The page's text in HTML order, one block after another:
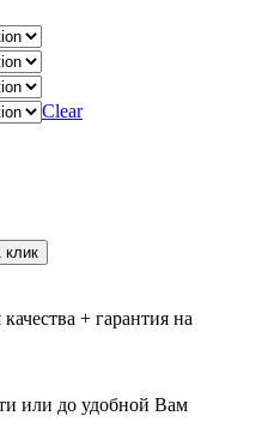
Clear
клик
+ гарантия на
или до удобной Вам